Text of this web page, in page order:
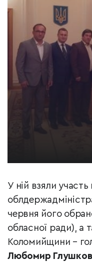
У ній взяли
червня його
обласної ради), а
Коломийщини –
Любомир Глушков